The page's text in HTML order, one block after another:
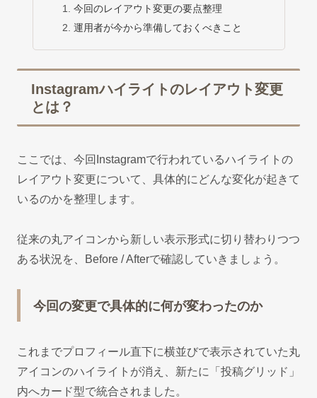
今回のレイアウト変更の要点整理
運用者が今から準備しておくべきこと
Instagramハイライトのレイアウト変更
とは？
ここでは、今回Instagramで行われているハイライトの
レイアウト変更について、具体的にどんな変化が起きて
いるのかを整理します。
従来の丸アイコンから新しい表示形式に切り替わりつつ
ある状況を、Before / Afterで確認していきましょう。
今回の変更で具体的に何が変わったのか
これまでプロフィール直下に横並びで表示されていた丸
アイコンのハイライトが消え、新たに「投稿グリッド」
内へカード型で統合されました。